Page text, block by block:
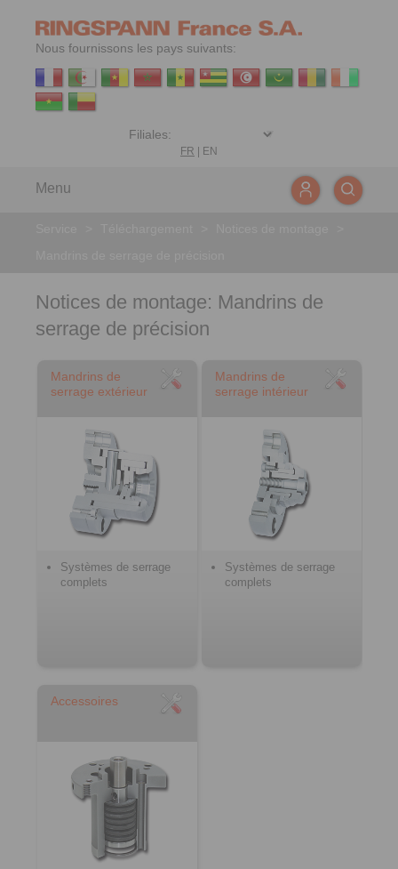
Nous fournissons les pays suivants:
FR EN
Menu
Notices de montage: Mandrins de
serrage de précision
Mandrins de
serrage extérieur
Systèmes de serrage
complets
Mandrins de
serrage intérieur
Systèmes de serrage
complets
Accessoires